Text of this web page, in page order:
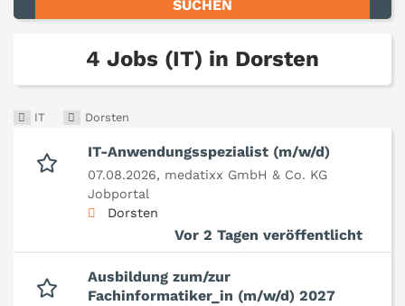
4 Jobs (IT) in Dorsten
IT Dorsten
IT-Anwendungsspezialist (m/w/d)
07.08.2026, medatixx GmbH & Co. KG
Jobportal
Dorsten
Vor 2 Tagen veröffentlicht
Ausbildung zum/zur
Fachinformatiker_in (m/w/d) 2027